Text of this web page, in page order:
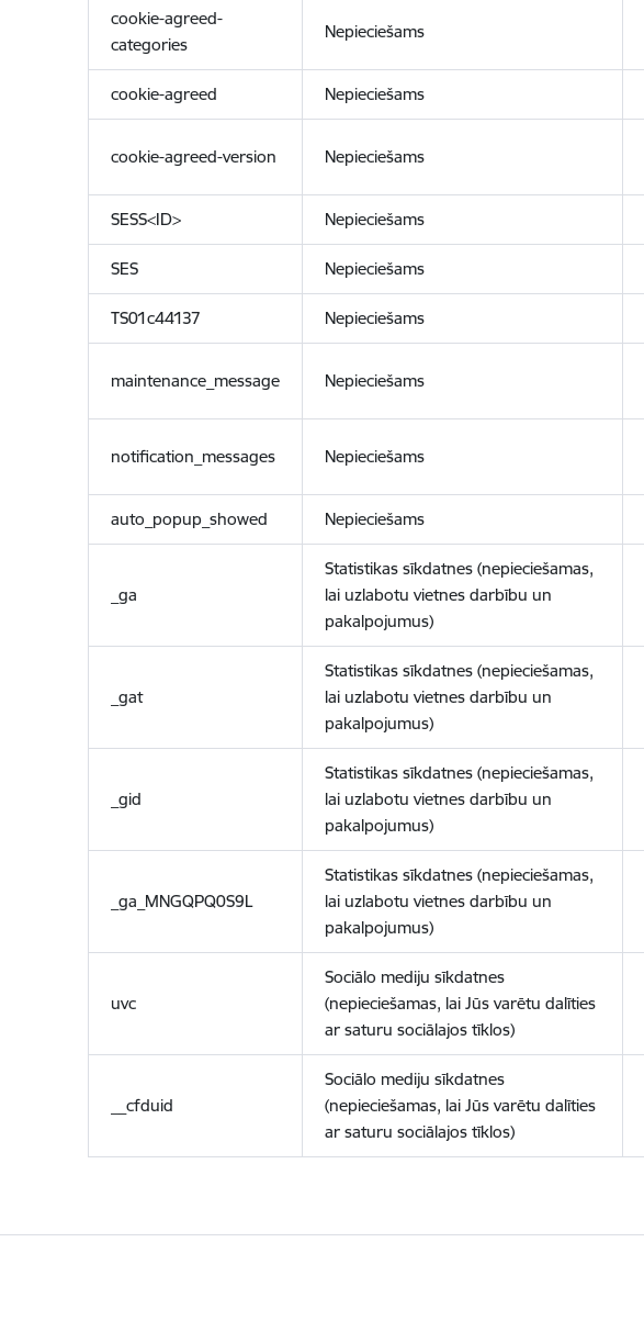
cookie-agreed-
categories
Nepieciešams
cookie-agreed Nepieciešams
cookie-agreed-version Nepieciešams
SESS<ID> Nepieciešams
SES Nepieciešams
TS01c44137 Nepieciešams
maintenance_message Nepieciešams
notification_messages Nepieciešams
auto_popup_showed Nepieciešams
_ga
Statistikas sīkdatnes (nepieciešamas,
lai uzlabotu vietnes darbību un
pakalpojumus)
_gat
Statistikas sīkdatnes (nepieciešamas,
lai uzlabotu vietnes darbību un
pakalpojumus)
_gid
Statistikas sīkdatnes (nepieciešamas,
lai uzlabotu vietnes darbību un
pakalpojumus)
_ga_MNGQPQ0S9L
Statistikas sīkdatnes (nepieciešamas,
lai uzlabotu vietnes darbību un
pakalpojumus)
uvc
Sociālo mediju sīkdatnes
(nepieciešamas, lai Jūs varētu dalīties
ar saturu sociālajos tīklos)
__cfduid
Sociālo mediju sīkdatnes
(nepieciešamas, lai Jūs varētu dalīties
ar saturu sociālajos tīklos)